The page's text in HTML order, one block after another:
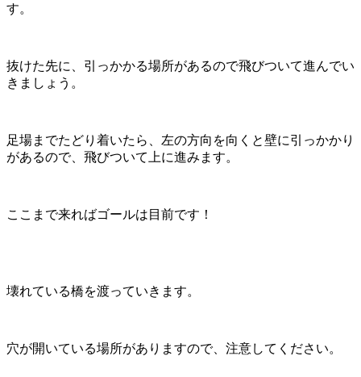
す。
抜けた先に、引っかかる場所があるので飛びついて進んでい
きましょう。
足場までたどり着いたら、左の方向を向くと壁に引っかかり
があるので、飛びついて上に進みます。
ここまで来ればゴールは目前です！
壊れている橋を渡っていきます。
穴が開いている場所がありますので、注意してください。